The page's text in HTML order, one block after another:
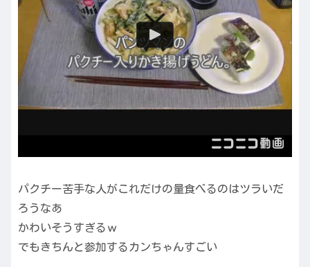
パクチー苦手な人がこれだけの量食べるのはツラいだ
ろうなあ
かわいそうすぎるｗ
でもきちんと参加するカンちゃんすごい